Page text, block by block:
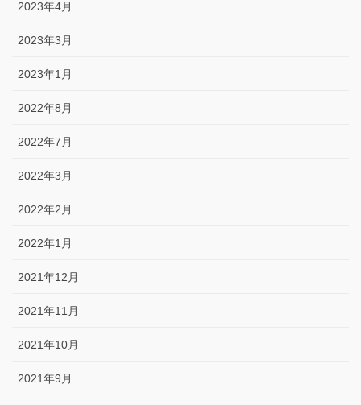
2023年4月
2023年3月
2023年1月
2022年8月
2022年7月
2022年3月
2022年2月
2022年1月
2021年12月
2021年11月
2021年10月
2021年9月